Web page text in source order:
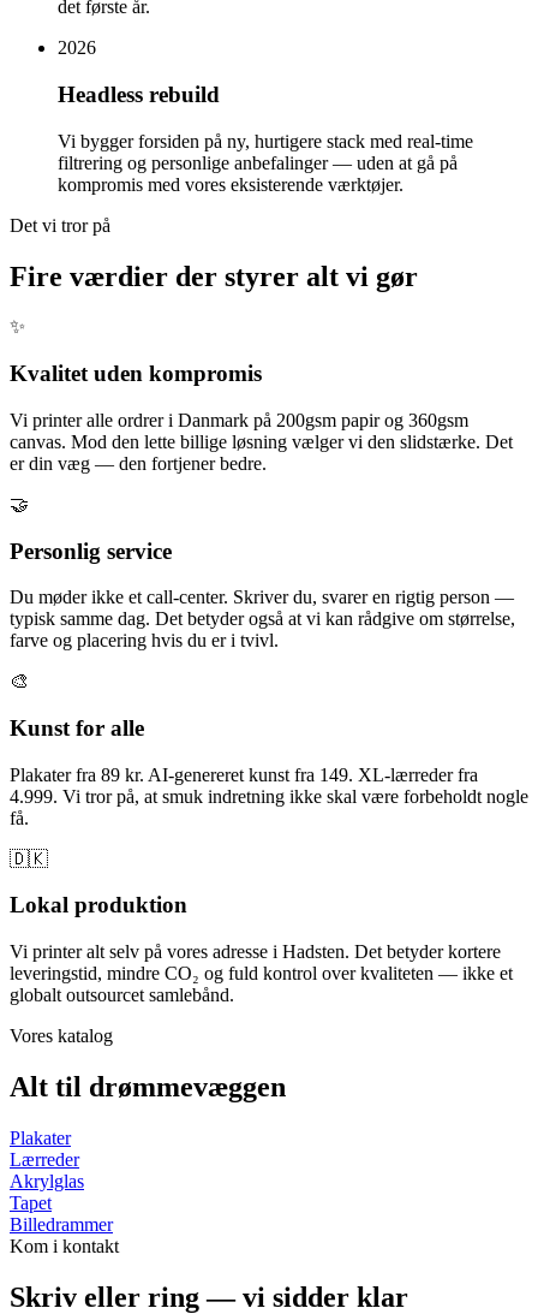
det første år.
2026
Headless rebuild
Vi bygger forsiden på ny, hurtigere stack med real-time
filtrering og personlige anbefalinger — uden at gå på
kompromis med vores eksisterende værktøjer.
Det vi tror på
Fire værdier der styrer alt vi gør
✨
Kvalitet uden kompromis
Vi printer alle ordrer i Danmark på 200gsm papir og 360gsm
canvas. Mod den lette billige løsning vælger vi den slidstærke. Det
er din væg — den fortjener bedre.
🤝
Personlig service
Du møder ikke et call-center. Skriver du, svarer en rigtig person —
typisk samme dag. Det betyder også at vi kan rådgive om størrelse,
farve og placering hvis du er i tvivl.
🎨
Kunst for alle
Plakater fra 89 kr. AI-genereret kunst fra 149. XL-lærreder fra
4.999. Vi tror på, at smuk indretning ikke skal være forbeholdt nogle
få.
🇩🇰
Lokal produktion
Vi printer alt selv på vores adresse i Hadsten. Det betyder kortere
leveringstid, mindre CO₂ og fuld kontrol over kvaliteten — ikke et
globalt outsourcet samlebånd.
Vores katalog
Alt til drømmevæggen
Plakater
Lærreder
Akrylglas
Tapet
Billedrammer
Kom i kontakt
Skriv eller ring — vi sidder klar